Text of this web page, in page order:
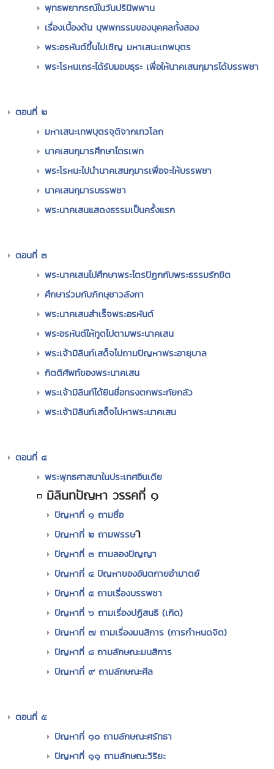
พุทธพยากรณ์ในวันปรินิพพาน
เรื่องเบื้องต้น บุพพกรรมของบุคคลทั้งสอง
พระอรหันต์ขึ้นไปเชิญ มหาเสนะเทพบุตร
พระโรหนเถระได้รับมอบธุระ เพื่อให้นาคเสนกุมารได้บรรพชา
ตอนที่ ๒
มหาเสนะเทพบุตรจุติจากเทวโลก
นาคเสนกุมารศึกษาไตรเพท
พระโรหนะไปนำนาคเสนกุมารเพื่อจะให้บรรพชา
นาคเสนกุมารบรรพชา
พระนาคเสนแสดงธรรมเป็นครั้งแรก
ตอนที่ ๓
พระนาคเสนไปศึกษาพระไตรปิฏกกับพระธรรมรักขิต
ศึกษาร่วมกับภิกษุชาวลังกา
พระนาคเสนสำเร็จพระอรหันต์
พระอรหันต์ให้ทูตไปตามพระนาคเสน
พระเจ้ามิลินท์เสด็จไปถามปัญหาพระอายุบาล
กิตติศัพท์ของพระนาคเสน
พระเจ้ามิลินท์ได้ยินชื่อทรงตกพระทัยกลัว
พระเจ้ามิลินท์เสด็จไปหาพระนาคเสน
ตอนที่ ๔
พระพุทธศาสนาในประเทศอินเดีย
มิลินทปัญหา วรรคที่ ๑
ปัญหาที่ ๑ ถามชื่อ
ปัญหาที่ ๒ ถามพรรษา
ปัญหาที่ ๓ ถามลองปัญญา
ปัญหาที่ ๔ ปัญหาของอันตกายอำมาตย์
ปัญหาที่ ๕ ถามเรื่องบรรพชา
ปัญหาที่ ๖ ถามเรื่องปฏิสนธิ (เกิด)
ปัญหาที่ ๗ ถามเรื่องมนสิการ (การกำหนดจิต)
ปัญหาที่ ๘ ถามลักษณะมนสิการ
ปัญหาที่ ๙ ถามลักษณะศีล
ตอนที่ ๕
ปัญหาที่ ๑๐ ถามลักษณะศรัทธา
ปัญหาที่ ๑๑ ถามลักษณะวิริยะ